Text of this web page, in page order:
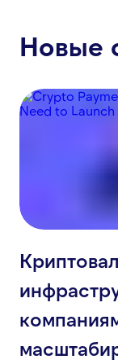
Новые